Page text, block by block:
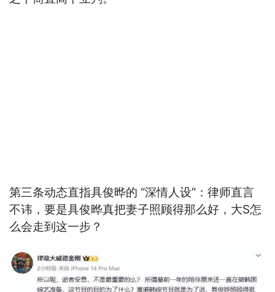
第三条动态直指具俊晔的 “深情人设”：律师直言
不讳，要是具俊晔真把妻子照顾得那么好，大S怎
么会走到这一步？